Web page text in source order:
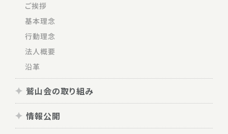
ご挨拶
基本理念
行動理念
法人概要
沿革
鷲山会の取り組み
情報公開